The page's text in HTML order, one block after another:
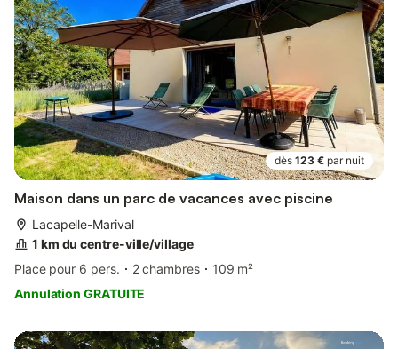
dès 123 € par nuit
Maison dans un parc de vacances avec piscine
Lacapelle-Marival
1 km du centre-ville/village
Place pour 6 pers.
2 chambres
109 m²
Annulation GRATUITE